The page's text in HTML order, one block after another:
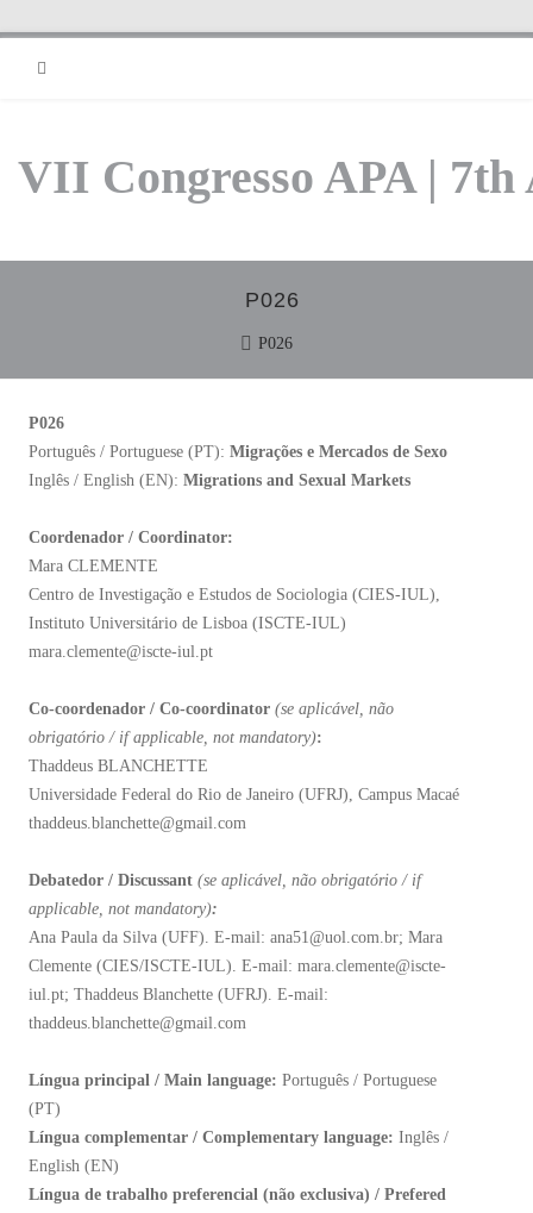
VII Congresso APA | 7th
P026
P026
P026
Português / Portuguese (PT): Migrações e Mercados de Sexo
Inglês / English (EN): Migrations and Sexual Markets
Coordenador / Coordinator:
Mara CLEMENTE
Centro de Investigação e Estudos de Sociologia (CIES-IUL),
Instituto Universitário de Lisboa (ISCTE-IUL)
mara.clemente@iscte-iul.pt
Co-coordenador / Co-coordinator (se aplicável, não
obrigatório / if applicable, not mandatory):
Thaddeus BLANCHETTE
Universidade Federal do Rio de Janeiro (UFRJ), Campus Macaé
thaddeus.blanchette@gmail.com
Debatedor / Discussant (se aplicável, não obrigatório / if
applicable, not mandatory):
Ana Paula da Silva (UFF). E-mail: ana51@uol.com.br; Mara
Clemente (CIES/ISCTE-IUL). E-mail: mara.clemente@iscte-
iul.pt; Thaddeus Blanchette (UFRJ). E-mail:
thaddeus.blanchette@gmail.com
Língua principal / Main language: Português / Portuguese
(PT)
Língua complementar / Complementary language: Inglês /
English (EN)
Língua de trabalho preferencial (não exclusiva) / Prefered